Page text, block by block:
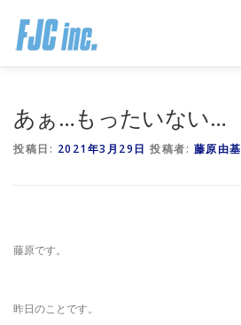
あぁ…もったいない…
投稿日: 2021年3月29日 投稿者: 藤原由基
藤原です。
昨日のことです。